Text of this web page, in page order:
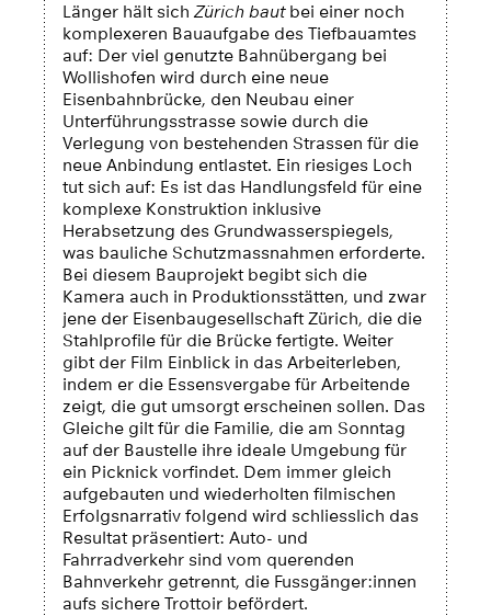
Länger hält sichZürich bautbei einer noch
komplexeren Bauaufgabe des Tiefbauamtes
auf: Der viel genutzte Bahnübergang bei
Wollishofen wird durch eine neue
Eisenbahnbrücke, den Neubau einer
Unterführungsstrasse sowie durch die
Verlegung von bestehenden Strassen für die
neue Anbindung entlastet. Ein riesiges Loch
tut sich auf: Es ist das Handlungsfeld für eine
komplexe Konstruktion inklusive
Herabsetzung des Grundwasserspiegels,
was bauliche Schutzmassnahmen erforderte.
Bei diesem Bauprojekt begibt sich die
Kamera auch in Produktionsstätten, und zwar
jene der Eisenbaugesellschaft Zürich, die die
Stahlprofile für die Brücke fertigte. Weiter
gibt der Film Einblick in das Arbeiterleben,
indem er die Essensvergabe für Arbeitende
zeigt, die gut umsorgt erscheinen sollen. Das
Gleiche gilt für die Familie, die am Sonntag
auf der Baustelle ihre ideale Umgebung für
ein Picknick vorfindet. Dem immer gleich
aufgebauten und wiederholten filmischen
Erfolgsnarrativ folgend wird schliesslich das
Resultat präsentiert: Auto- und
Fahrradverkehr sind vom querenden
Bahnverkehr getrennt, die Fussgänger:innen
aufs sichere Trottoir befördert.